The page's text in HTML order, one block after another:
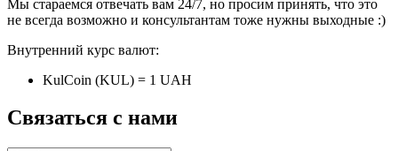
Мы стараемся отвечать вам 24/7, но просим принять, что это
не всегда возможно и консультантам тоже нужны выходные :)
Внутренний курс валют:
KulCoin (KUL) = 1 UAH
Связаться с нами